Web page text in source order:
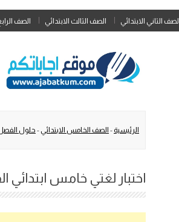
الصف الثاني الابتدائي الصف الثالث الابتدائي الصف
الرئيسية - الصف الخامس الابتدائي - حلول الفصل
اختبار لغتي خامس ابتدائي